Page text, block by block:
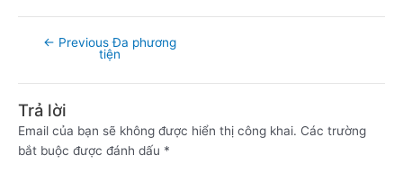
← Previous Đa phương
tiện
Trả lời
Email của bạn sẽ không được hiển thị công khai. Các trường
bắt buộc được đánh dấu *